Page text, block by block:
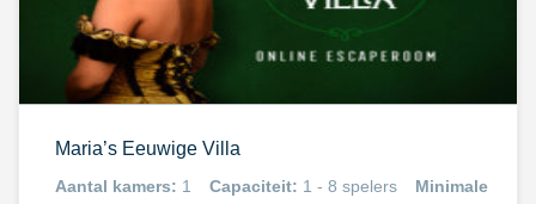
Maria’s Eeuwige Villa
Aantal kamers: 1 Capaciteit: 1 - 8 spelers
Minimale